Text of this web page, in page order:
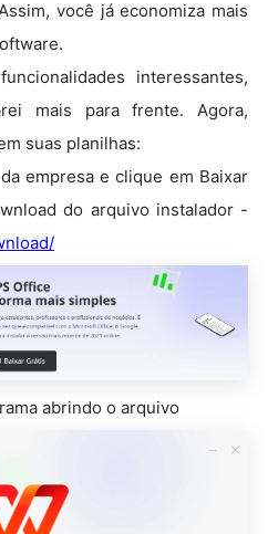
você já economiza mais
interessantes,
mais para frente. Agora,
suas planilhas:
empresa e clique em Baixar
do arquivo instalador -
abrindo o arquivo